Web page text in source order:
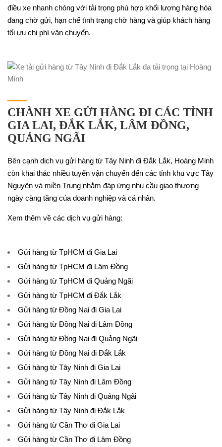
điều xe nhanh chóng với tải trọng phù hợp khối lượng hàng hóa
đang chờ gửi, hạn chế tình trạng chờ hàng và giúp khách hàng
tối ưu chi phí vận chuyển.
CHÀNH XE GỬI HÀNG ĐI CÁC TỈNH
GIA LAI, ĐẮK LẮK, LÂM ĐỒNG,
QUẢNG NGÃI
Bên cạnh dịch vụ gửi hàng từ Tây Ninh đi Đắk Lắk, Hoàng Minh
còn khai thác nhiều tuyến vận chuyển đến các tỉnh khu vực Tây
Nguyên và miền Trung nhằm đáp ứng nhu cầu giao thương
ngày càng tăng của doanh nghiệp và cá nhân.
Xem thêm về các dịch vụ gửi hàng:
Gửi hàng từ TpHCM đi Gia Lai
Gửi hàng từ TpHCM đi Lâm Đồng
Gửi hàng từ TpHCM đi Quảng Ngãi
Gửi hàng từ TpHCM đi Đắk Lắk
Gửi hàng từ Đồng Nai đi Gia Lai
Gửi hàng từ Đồng Nai đi Lâm Đồng
Gửi hàng từ Đồng Nai đi Quảng Ngãi
Gửi hàng từ Đồng Nai đi Đắk Lắk
Gửi hàng từ Tây Ninh đi Gia Lai
Gửi hàng từ Tây Ninh đi Lâm Đồng
Gửi hàng từ Tây Ninh đi Quảng Ngãi
Gửi hàng từ Tây Ninh đi Đắk Lắk
Gửi hàng từ Cần Thơ đi Gia Lai
Gửi hàng từ Cần Thơ đi Lâm Đồng